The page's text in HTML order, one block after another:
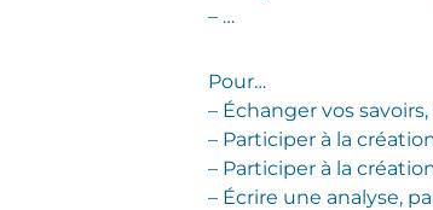
– …
Pour…
– Échanger vos
– Participer à la
– Participer à la
– Écrire une analyse,